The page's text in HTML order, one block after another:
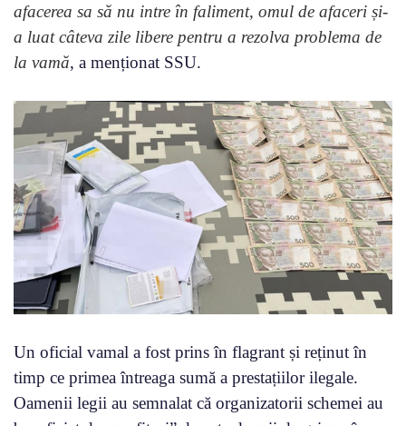
afacerea sa să nu intre în faliment, omul de afaceri și-
a luat câteva zile libere pentru a rezolva problema de
la vamă, a menționat SSU.
Un oficial vamal a fost prins în flagrant și reținut în
timp ce primea întreaga sumă a prestațiilor ilegale.
Oamenii legii au semnalat că organizatorii schemei au